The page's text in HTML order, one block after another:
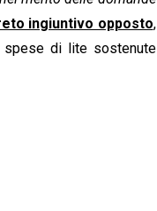
ingiuntivo opposto,
spese di lite sostenute